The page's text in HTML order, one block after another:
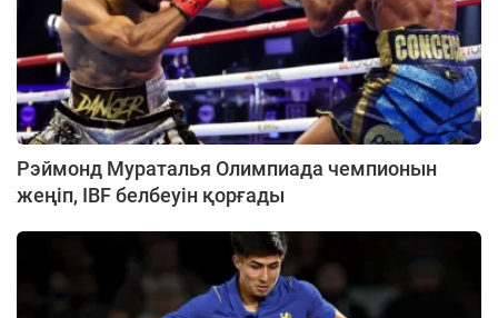
Рэймонд Мураталья Олимпиада чемпионын
жеңіп, IBF белбеуін қорғады